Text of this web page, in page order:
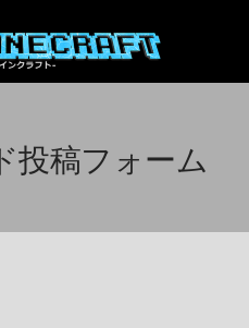
投稿フォーム